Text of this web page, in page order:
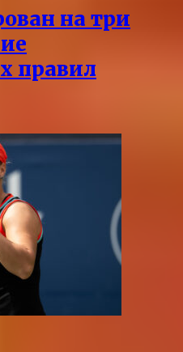
на три
правил